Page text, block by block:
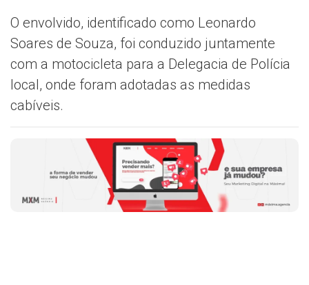
O envolvido, identificado como Leonardo
Soares de Souza, foi conduzido juntamente
com a motocicleta para a Delegacia de Polícia
local, onde foram adotadas as medidas
cabíveis.